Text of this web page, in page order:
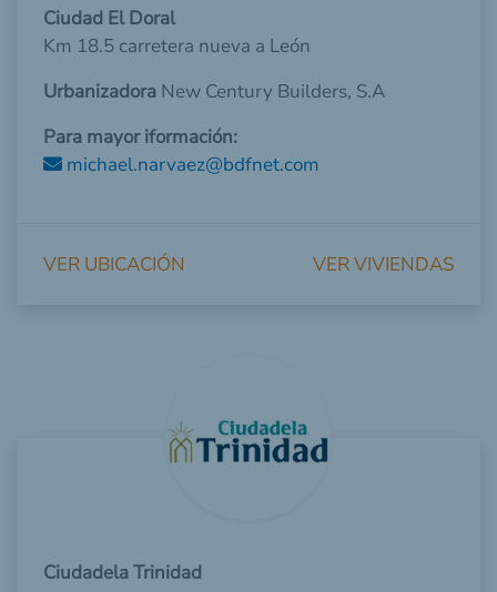
Ciudad El Doral
Km 18.5 carretera nueva a León
Urbanizadora New Century Builders, S.A
Para mayor iformación:
michael.narvaez@bdfnet.com
VER UBICACIÓN VER VIVIENDAS
Ciudadela Trinidad